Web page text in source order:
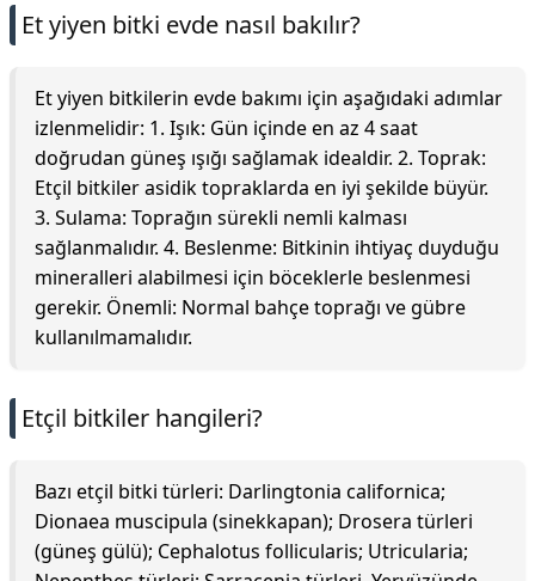
Et yiyen bitki evde nasıl bakılır?
Et yiyen bitkilerin evde bakımı için aşağıdaki adımlar
izlenmelidir: 1. Işık: Gün içinde en az 4 saat
doğrudan güneş ışığı sağlamak idealdir. 2. Toprak:
Etçil bitkiler asidik topraklarda en iyi şekilde büyür.
3. Sulama: Toprağın sürekli nemli kalması
sağlanmalıdır. 4. Beslenme: Bitkinin ihtiyaç duyduğu
mineralleri alabilmesi için böceklerle beslenmesi
gerekir. Önemli: Normal bahçe toprağı ve gübre
kullanılmamalıdır.
Etçil bitkiler hangileri?
Bazı etçil bitki türleri: Darlingtonia californica;
Dionaea muscipula (sinekkapan); Drosera türleri
(güneş gülü); Cephalotus follicularis; Utricularia;